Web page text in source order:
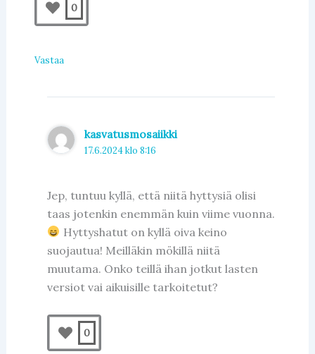
0
Vastaa
kasvatusmosaiikki
17.6.2024 klo 8:16
Jep, tuntuu kyllä, että niitä hyttysiä olisi
taas jotenkin enemmän kuin viime vuonna.
Hyttyshatut on kyllä oiva keino
suojautua! Meilläkin mökillä niitä
muutama. Onko teillä ihan jotkut lasten
versiot vai aikuisille tarkoitetut?
0